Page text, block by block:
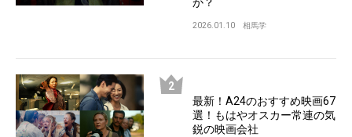
2026.01.10 相馬学
最新！A24のおすすめ映画67
選！もはやオスカー常連の気
鋭の映画会社